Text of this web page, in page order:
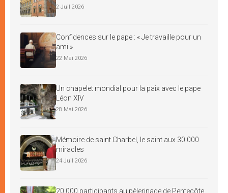
2 Juil 2026
Confidences sur le pape : « Je travaille pour un
ami »
22 Mai 2026
Un chapelet mondial pour la paix avec le pape
Léon XIV
28 Mai 2026
Mémoire de saint Charbel, le saint aux 30 000
miracles
24 Juil 2026
20 000 participants au pèlerinage de Pentecôte